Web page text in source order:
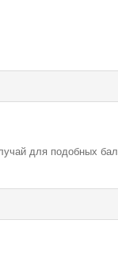
для подобных